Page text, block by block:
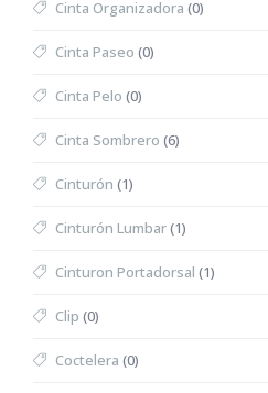
Cinta Organizadora (0)
Cinta Paseo (0)
Cinta Pelo (0)
Cinta Sombrero (6)
Cinturón (1)
Cinturón Lumbar(1)
Cinturon Portadorsal (1)
Clip (0)
Coctelera (0)